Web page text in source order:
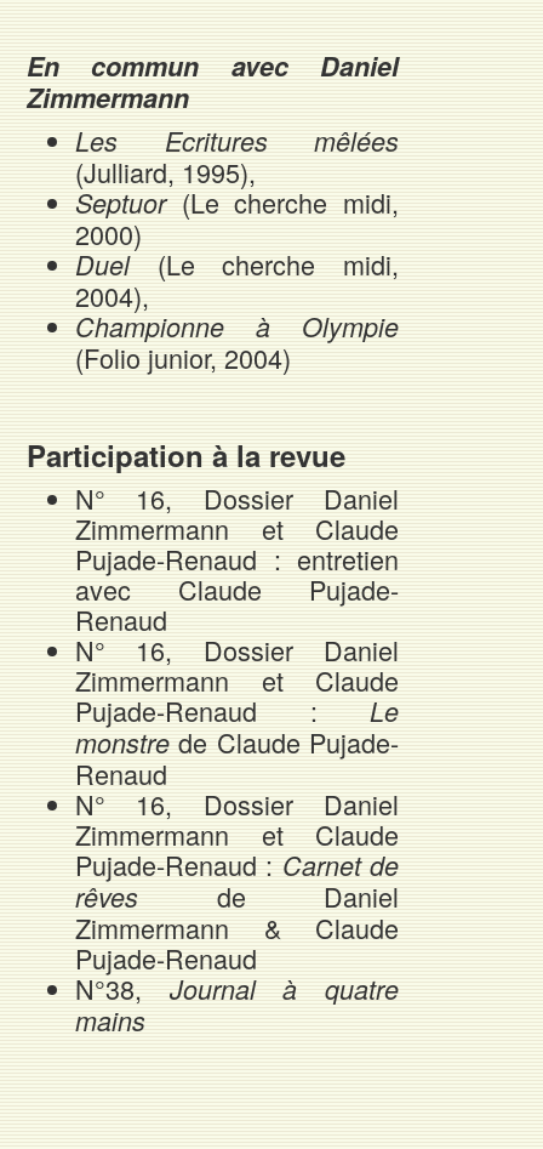
En commun avec Daniel
Zimmermann
Les Ecritures mêlées
(Julliard, 1995),
Septuor(Le cherche midi,
2000)
Duel(Le cherche midi,
2004),
Championne à Olympie
(Folio junior, 2004)
Participation à la revue
N° 16, Dossier Daniel
Zimmermann et Claude
Pujade-Renaud : entretien
avec Claude Pujade-
Renaud
N° 16, Dossier Daniel
Zimmermann et Claude
Pujade-Renaud : Le
monstrede Claude Pujade-
Renaud
N° 16, Dossier Daniel
Zimmermann et Claude
Pujade-Renaud : Carnet de
rêves de Daniel
Zimmermann & Claude
Pujade-Renaud
N°38, Journal à quatre
mains